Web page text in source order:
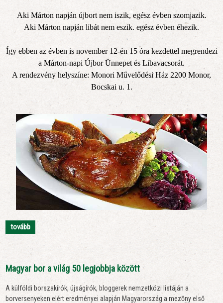
Aki Márton napján újbort nem iszik, egész évben szomjazik.
Aki Márton napján libát nem eszik. egész évben éhezik.
Így ebben az évben is november 12-én 15 óra kezdettel megrendezi
a Márton-napi Újbor Ünnepet és Libavacsorát.
A rendezvény helyszíne: Monori Művelődési Ház 2200 Monor,
Bocskai u. 1.
tovább
Magyar bor a világ 50 legjobbja között
A külföldi borszakírók, újságírók, bloggerek nemzetközi listáján a
borversenyeken elért eredményei alapján Magyarország a mezőny első